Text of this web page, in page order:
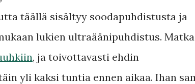
täällä sisältyy soodapuhdistusta ja
lukien ultraäänipuhdistus. Matka
, ja toivottavasti ehdin
yli kaksi tuntia ennen aikaa. Ihan